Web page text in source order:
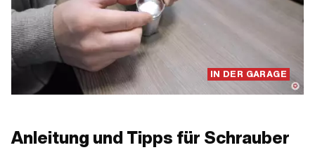
IN DER GARAGE
Anleitung und Tipps für Schrauber